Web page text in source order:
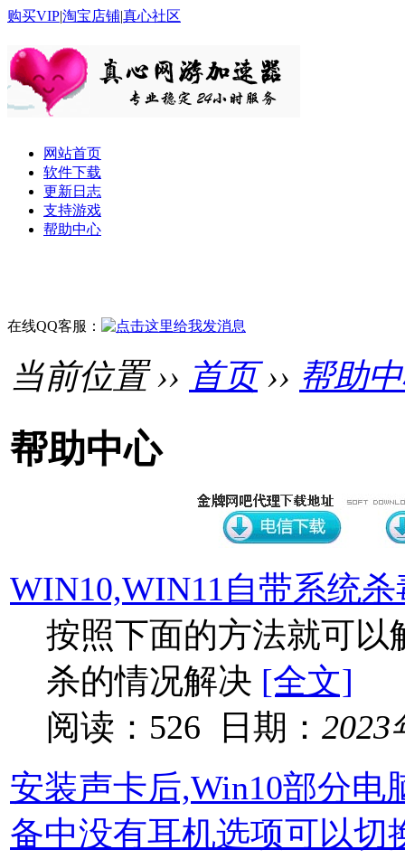
购买VIP|淘宝店铺|真心社区
网站首页
软件下载
更新日志
支持游戏
帮助中心
在线QQ客服：
当前位置 ›› 首页›› 帮助
帮助中心
WIN10,WIN11自带系统
按照下面的方法就可以
杀的情况解决 [全文]
阅读：526 日期： 2023
安装声卡后,Win10部分电
备中没有耳机选项可以切